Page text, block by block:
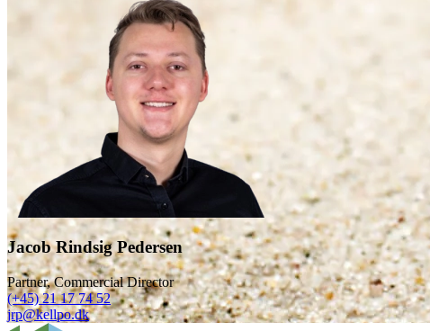
Jacob Rindsig Pedersen
Partner, Commercial Director
(+45) 21 17 74 52
jrp@kellpo.dk